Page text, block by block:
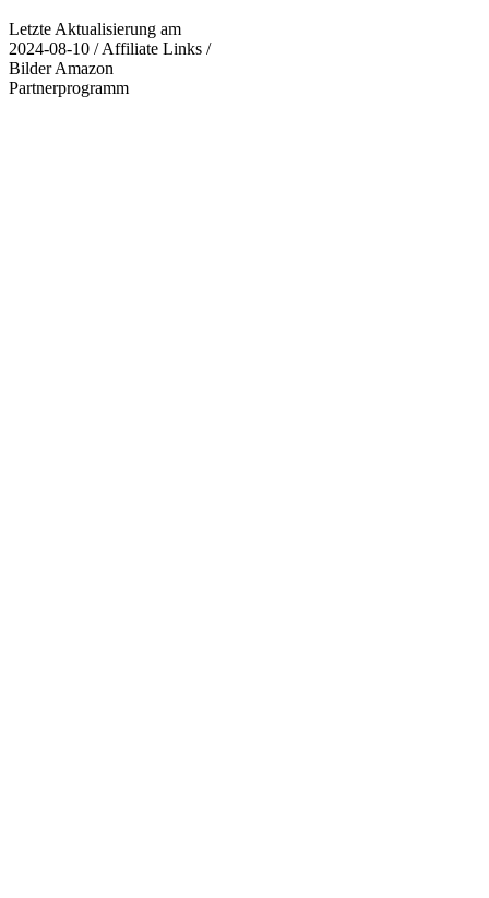
Letzte Aktualisierung am
2024-08-10 / Affiliate Links /
Bilder Amazon
Partnerprogramm